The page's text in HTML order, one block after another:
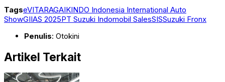
TagseVITARAGAIKINDO Indonesia International Auto
ShowGIIAS 2025PT Suzuki Indomobil SalesSISSuzuki Fronx
Penulis: Otokini
Artikel Terkait